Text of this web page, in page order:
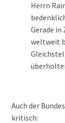
Herrn
Gerade
weltweit
Auch der
kritisch: